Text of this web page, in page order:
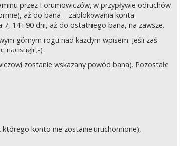
przez Forumowiczów, w przypływie odruchów
aż do bana – zablokowania konta
14 i 90 dni, aż do ostatniego bana, na zawsze.
górnym rogu nad każdym wpisem. Jeśli zaś
nacisnęli ;-)
zostanie wskazany powód bana). Pozostałe
którego konto nie zostanie uruchomione),